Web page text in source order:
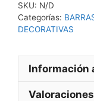
SKU: N/D
Categorías:
DECORATIVAS
Información